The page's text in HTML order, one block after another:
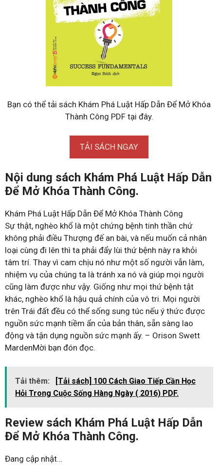
Bạn có thể tải sách Khám Phá Luật Hấp Dẫn Để Mở Khóa
Thành Công PDF tại đây.
TẢI SÁCH NGAY
Nội dung sách Khám Phá Luật Hấp Dẫn
Để Mở Khóa Thành Công.
Khám Phá Luật Hấp Dẫn Để Mở Khóa Thành Công
Sự thật, nghèo khổ là một chứng bệnh tinh thần chứ
không phải điều Thượng đế an bài, và nếu muốn cả nhân
loại cùng đi lên thì ta phải đẩy lùi thứ bệnh này ra khỏi
tâm trí. Thay vì cam chịu nó như một số người vẫn làm,
nhiệm vụ của chúng ta là tránh xa nó và giúp mọi người
cũng làm được như vậy. Giống như mọi thứ bệnh tật
khác, nghèo khổ là hậu quả chính của vô tri. Mọi người
trên Trái đất đều có thể sống sung túc nếu ý thức được
nguồn sức mạnh tiềm ẩn của bản thân, sẵn sàng lao
động và tận dụng nguồn sức mạnh ấy. – Orison Swett
MardenMời bạn đón đọc.
Tải thêm:
[Tải sách] 100 Cách Giao Tiếp Cần Học
Hỏi Trong Cuộc Sống Hàng Ngày ( 2016) PDF.
Review sách Khám Phá Luật Hấp Dẫn
Để Mở Khóa Thành Công.
Đang cập nhật…